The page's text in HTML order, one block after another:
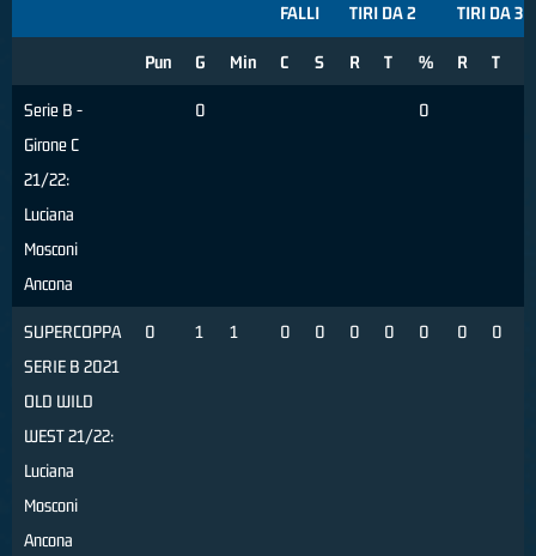
FALLI TIRI DA 2 TIRI DA 3
Pun G Min C S R T % R T
Serie B -
Girone C
21/22:
Luciana
Mosconi
Ancona
0 0
SUPERCOPPA
SERIE B 2021
OLD WILD
WEST 21/22:
Luciana
Mosconi
Ancona
0 1 1 0 0 0 0 0 0 0